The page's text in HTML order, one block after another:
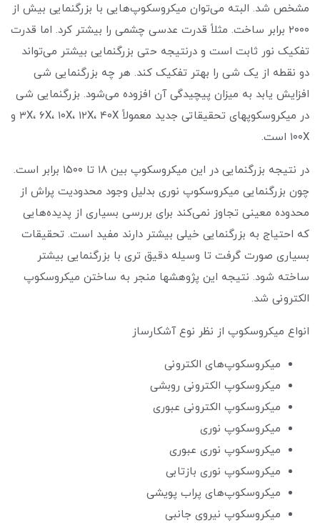
مشخص شد. البته می‌توان میکروسکوپ‌هایی با بزرگنمایی بیش از
۲۰۰۰ برابر ساخت. مثلاً قدرت عدسی چشمی را بیشتر کرد. اما قدرت
تفکیک نور ثابت است و درنتیجه حتی بزرگنمایی بیشتر می‌تواند
دو نقطه از یک شی را بهتر تفکیک کند. هر چه بزرگنمایی شی
افزایش یابد به میزان پیچیدگی آن افزوده می‌شود. بزرگنمایی شی
در میکروسکوپهای تحقیقاتی جدید معمولاً ۳X، ۶X، ۱۰X، ۱۲X، ۴۰X و
۱۰۰X است.
در نتیجه بزرگنمایی در این میکروسکوپ بین ۱۸ تا ۱۵۰۰ برابر است.
چون بزرگنمایی میکروسکوپ نوری بدلیل وجود محدودیت پراش از
محدوده معینی تجاوز نمی‌کند برای بررسی بسیاری از پدیده‌هایی
که احتیاج به بزرگنمایی خیلی بیشتر دارند مفید است. تحقیقات
بسیاری صورت گرفت تا وسیله دقیق تری با بزرگنمایی بیشتر
ساخته شود. نتیجه این پژوهشها منجر به ساختن میکروسکوپ
الکترونی شد.
انواع میکروسکوپ از نظر نوع آشکارساز
میکروسکوپ‌های الکترونی
میکروسکوپ الکترونی روبشی
میکروسکوپ الکترونی عبوری
میکروسکوپ نوری
میکروسکوپ نوری عبوری
میکروسکوپ نوری بازتابی
میکروسکوپ‌های پراب پویشی
میکروسکوپ نیروی جانبی